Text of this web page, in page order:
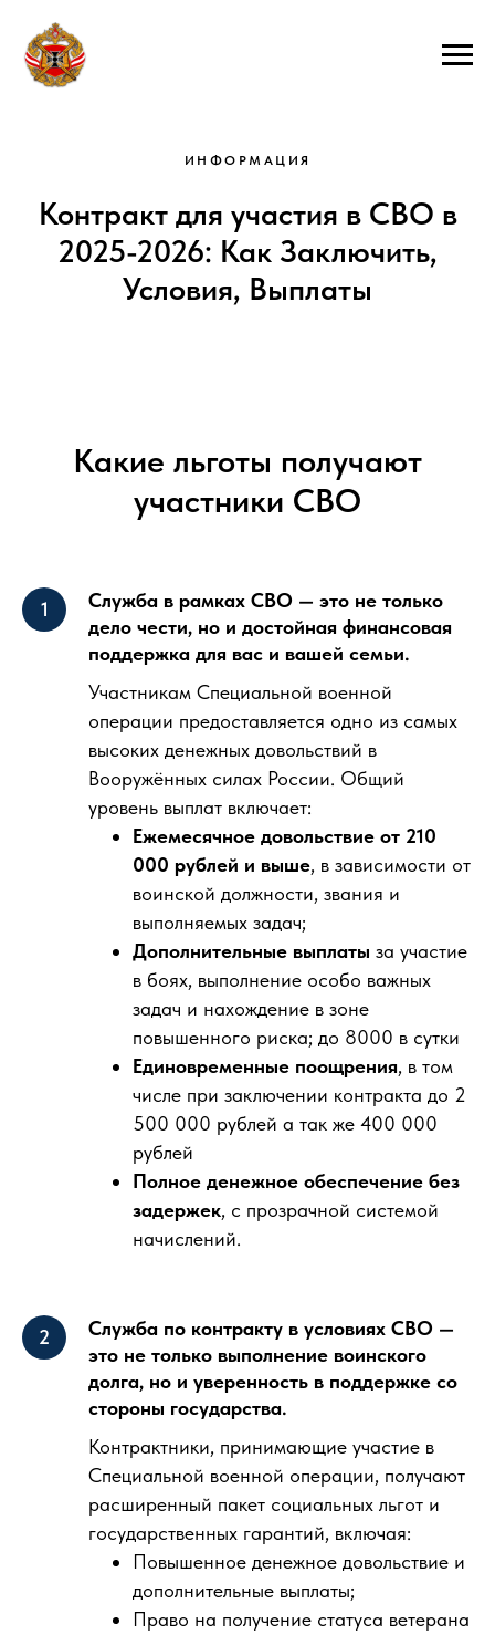
ИНФОРМАЦИЯ
Контракт для участия в СВО в
2025-2026: Как Заключить,
Условия, Выплаты
Какие льготы получают
участники СВО
Служба в рамках СВО — это не только
дело чести, но и достойная финансовая
поддержка для вас и вашей семьи.
Участникам Специальной военной
операции предоставляется одно из самых
высоких денежных довольствий в
Вооружённых силах России. Общий
уровень выплат включает:
Ежемесячное довольствие от 210
000 рублей и выше, в зависимости от
воинской должности, звания и
выполняемых задач;
Дополнительные выплаты за участие
в боях, выполнение особо важных
задач и нахождение в зоне
повышенного риска; до 8000 в сутки
Единовременные поощрения, в том
числе при заключении контракта до 2
500 000 рублей а так же 400 000
рублей
Полное денежное обеспечение без
задержек, с прозрачной системой
начислений.
Служба по контракту в условиях СВО —
это не только выполнение воинского
долга, но и уверенность в поддержке со
стороны государства.
Контрактники, принимающие участие в
Специальной военной операции, получают
расширенный пакет социальных льгот и
государственных гарантий, включая:
Повышенное денежное довольствие и
дополнительные выплаты;
Право на получение статуса ветерана